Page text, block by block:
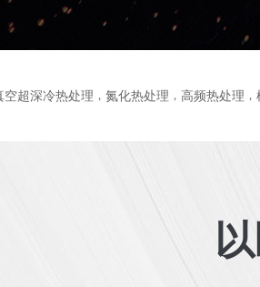
空超深冷热处理 ， 氮化热处理 ， 高频热处理 ，